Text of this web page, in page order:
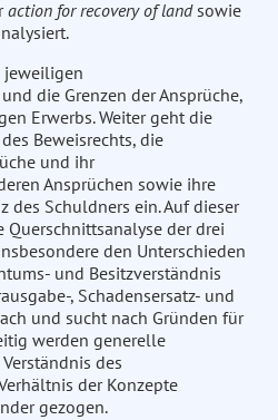
action for recovery of landsowie
jeweiligen
die Grenzen der Ansprüche,
Erwerbs. Weiter geht die
Beweisrechts, die
und ihr
Ansprüchen sowie ihre
Schuldners ein. Auf dieser
der drei
den Unterschieden
und Besitzverständnis
, Schadensersatz- und
und sucht nach Gründen für
werden generelle
des
der Konzepte
gezogen.